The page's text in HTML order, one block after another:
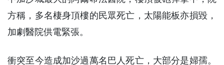
方稱，多名棲身頂樓的民眾死亡，太陽能板亦損毀，
加劇醫院供電緊張。
衝突至今造成加沙過萬名巴人死亡，大部分是婦孺。